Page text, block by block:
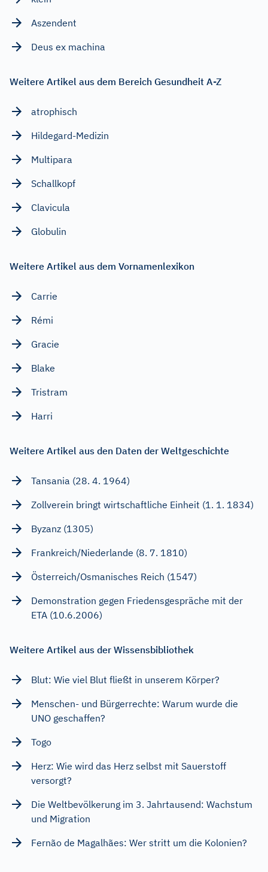
Aszendent
Deus ex machina
Weitere Artikel aus dem Bereich Gesundheit A-Z
atrophisch
Hildegard-Medizin
Multipara
Schallkopf
Clavicula
Globulin
Weitere Artikel aus dem Vornamenlexikon
Carrie
Rémi
Gracie
Blake
Tristram
Harri
Weitere Artikel aus den Daten der Weltgeschichte
Tansania (28. 4. 1964)
Zollverein bringt wirtschaftliche Einheit (1. 1. 1834)
Byzanz (1305)
Frankreich/Niederlande (8. 7. 1810)
Österreich/Osmanisches Reich (1547)
Demonstration gegen Friedensgespräche mit der
ETA (10.6.2006)
Weitere Artikel aus der Wissensbibliothek
Blut: Wie viel Blut fließt in unserem Körper?
Menschen- und Bürgerrechte: Warum wurde die
UNO geschaffen?
Togo
Herz: Wie wird das Herz selbst mit Sauerstoff
versorgt?
Die Weltbevölkerung im 3. Jahrtausend: Wachstum
und Migration
Fernão de Magalhães: Wer stritt um die Kolonien?